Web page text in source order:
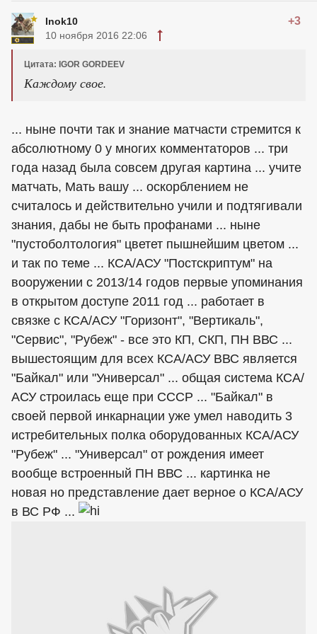
Inok10 +3
10 ноября 2016 22:06
Цитата: IGOR GORDEEV
Каждому свое.
... ныне почти так и знание матчасти стремится к
абсолютному 0 у многих комментаторов ... три
года назад была совсем другая картина ... учите
матчать, Мать вашу ... оскорблением не
считалось и действительно учили и подтягивали
знания, дабы не быть профанами ... ныне
"пустоболтология" цветет пышнейшим цветом ...
и так по теме ... КСА/АСУ "Постскриптум" на
вооружении с 2013/14 годов первые упоминания
в открытом доступе 2011 год ... работает в
связке с КСА/АСУ "Горизонт", "Вертикаль",
"Сервис", "Рубеж" - все это КП, СКП, ПН ВВС ...
вышестоящим для всех КСА/АСУ ВВС является
"Байкал" или "Универсал" ... общая система КСА/
АСУ строилась еще при СССР ... "Байкал" в
своей первой инкарнации уже умел наводить 3
истребительных полка оборудованных КСА/АСУ
"Рубеж" ... "Универсал" от рождения имеет
вообще встроенный ПН ВВС ... картинка не
новая но представление дает верное о КСА/АСУ
в ВС РФ ...